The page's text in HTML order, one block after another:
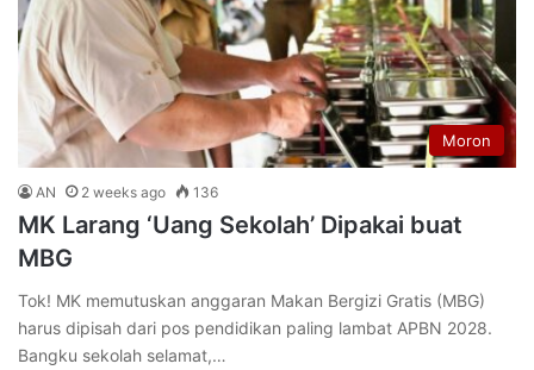
Moron
AN 2 weeks ago 136
MK Larang ‘Uang Sekolah’ Dipakai buat
MBG
Tok! MK memutuskan anggaran Makan Bergizi Gratis (MBG)
harus dipisah dari pos pendidikan paling lambat APBN 2028.
Bangku sekolah selamat,…